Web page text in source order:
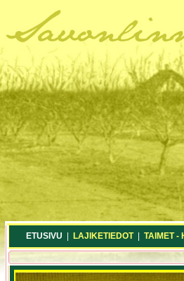
ETUSIVU LAJIKETIEDOT| TAIMET -